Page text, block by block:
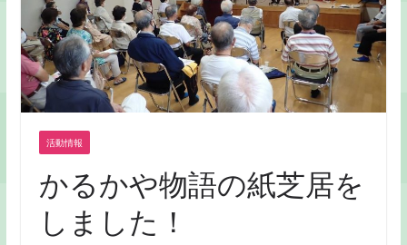
活動情報
かるかや物語の紙芝居を
しました！